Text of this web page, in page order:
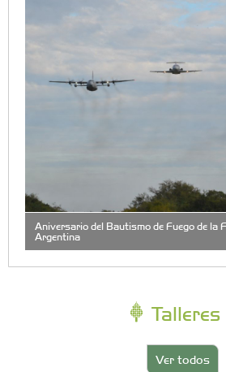
Aniversario del Bautismo de Fuego de la
Argentina
Talleres
Ver todos